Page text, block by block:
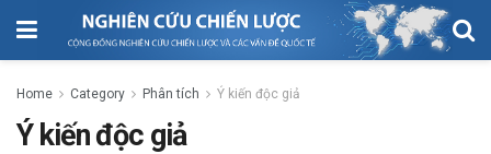
Home Category Phân tích Ý kiến độc giả
Ý kiến độc giả